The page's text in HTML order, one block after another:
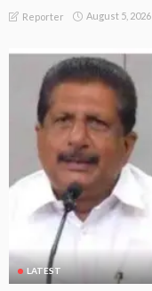
Reporter August 5, 2026
LATEST